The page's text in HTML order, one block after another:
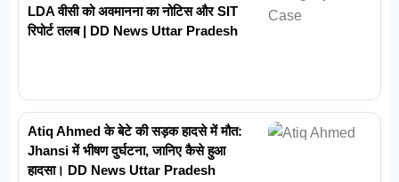
LDA वीसी को अवमानना का नोटिस और SIT
रिपोर्ट तलब | DD News Uttar Pradesh
Atiq Ahmed के बेटे की सड़क हादसे में मौत:
Jhansi में भीषण दुर्घटना, जानिए कैसे हुआ
हादसा। DD News Uttar Pradesh